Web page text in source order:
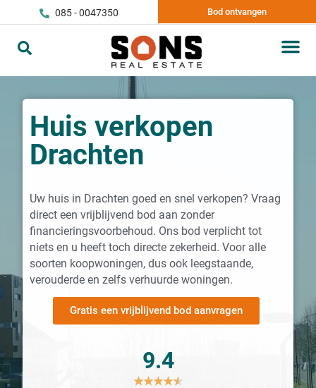
085 - 0047350 Bod ontvangen
Huis verkopen
Drachten
Uw huis in Drachten goed en snel verkopen? Vraag
direct een vrijblijvend bod aan zonder
financieringsvoorbehoud. Ons bod verplicht tot
niets en u heeft toch directe zekerheid. Voor alle
soorten koopwoningen, dus ook leegstaande,
verouderde en zelfs verhuurde woningen.
Gratis een vrijblijvend bod aanvragen
9.4
★★★★★